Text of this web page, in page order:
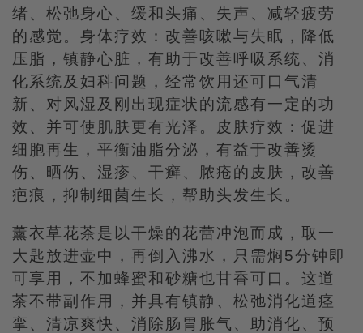
绪、松弛身心、缓和头痛、失声、减轻疲劳
的感觉。身体疗效：改善咳嗽与失眠，降低
压脂，镇静心脏，有助于改善呼吸系统、消
化系统及妇科问题，经常饮用还可口气清
新、对风湿及刚出现症状的流感有一定的功
效、并可使肌肤更有光泽。皮肤疗效：促进
细胞再生，平衡油脂分泌，有益于改善烫
伤、晒伤、湿疹、干癣、脓疮的皮肤，改善
疤痕，抑制细菌生长，帮助头发生长。
薰衣草花茶是以干燥的花蕾冲泡而成，取一
大匙放进壶中，再倒入沸水，只需焖5分钟即
可享用，不加蜂蜜和砂糖也甘香可口。这道
茶不带副作用，并具有镇静、松弛消化道痉
挛、清凉爽快、消除肠胃胀气、助消化、预